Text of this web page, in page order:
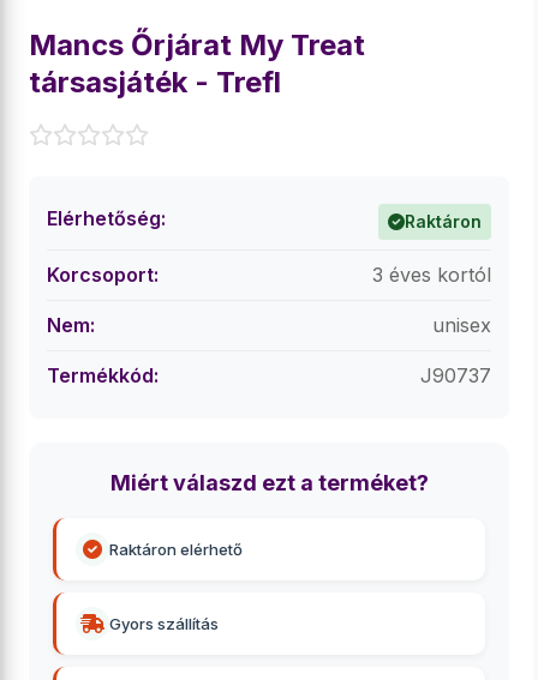
Mancs Őrjárat My Treat
társasjáték - Trefl
Elérhetőség: Raktáron
Korcsoport: 3 éves kortól
Nem: unisex
Termékkód: J90737
Miért válaszd ezt a terméket?
Raktáron elérhető
Gyors szállítás